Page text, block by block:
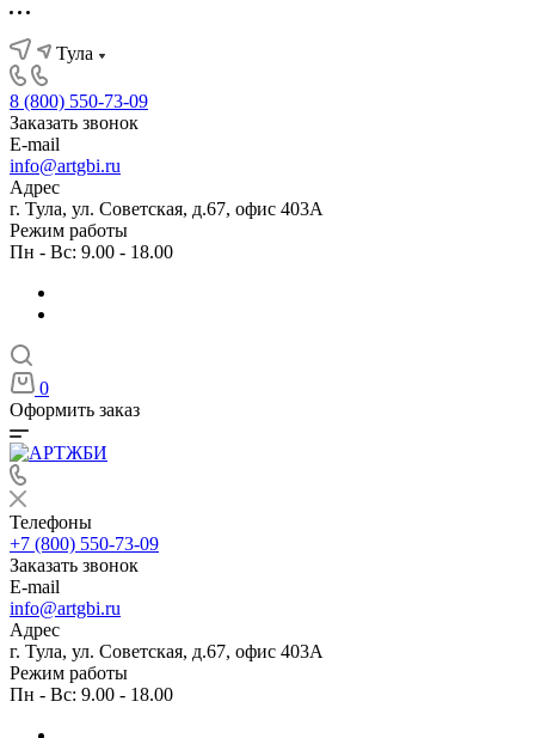
Тула
8 (800) 550-73-09
Заказать звонок
E-mail
info@artgbi.ru
Адрес
г. Тула, ул. Советская, д.67, офис 403А
Режим работы
Пн - Вс: 9.00 - 18.00
0
Оформить заказ
Телефоны
+7 (800) 550-73-09
Заказать звонок
E-mail
info@artgbi.ru
Адрес
г. Тула, ул. Советская, д.67, офис 403А
Режим работы
Пн - Вс: 9.00 - 18.00